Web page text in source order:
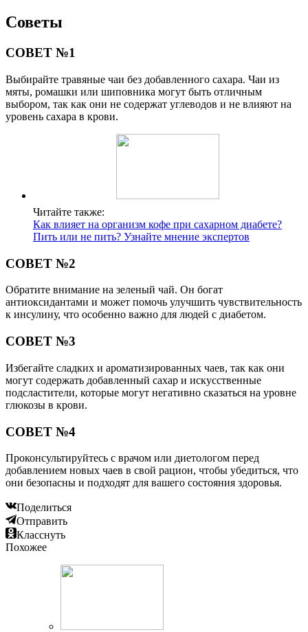
Советы
СОВЕТ №1
Выбирайте травяные чаи без добавленного сахара. Чаи из
мяты, ромашки или шиповника могут быть отличным
выбором, так как они не содержат углеводов и не влияют на
уровень сахара в крови.
Читайте также:
Как влияет на организм кофе при сахарном диабете?
Пить или не пить? Узнайте мнение экспертов
СОВЕТ №2
Обратите внимание на зеленый чай. Он богат
антиоксидантами и может помочь улучшить чувствительность
к инсулину, что особенно важно для людей с диабетом.
СОВЕТ №3
Избегайте сладких и ароматизированных чаев, так как они
могут содержать добавленный сахар и искусственные
подсластители, которые могут негативно сказаться на уровне
глюкозы в крови.
СОВЕТ №4
Проконсультируйтесь с врачом или диетологом перед
добавлением новых чаев в свой рацион, чтобы убедиться, что
они безопасны и подходят для вашего состояния здоровья.
Поделиться
Отправить
Класснуть
Похожее